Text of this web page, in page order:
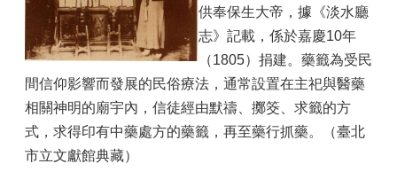
供奉保生大帝，據《淡水廳
志》記載，係於嘉慶10年
（1805）捐建。藥籤為受民
間信仰影響而發展的民俗療法，通常設置在主祀與醫藥
相關神明的廟宇內，信徒經由默禱、擲筊、求籤的方
式，求得印有中藥處方的藥籤，再至藥行抓藥。（臺北
市立文獻館典藏）